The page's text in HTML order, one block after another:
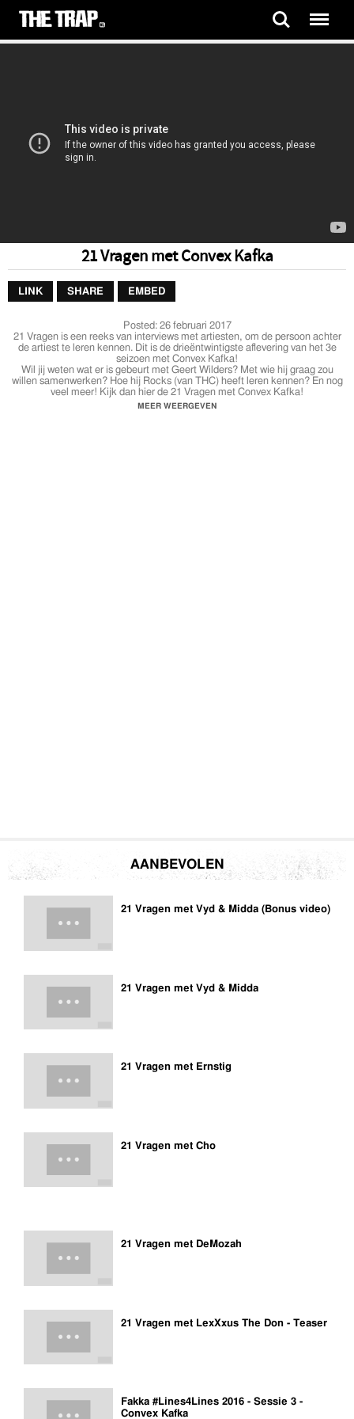
21 Vragen met Convex Kafka
LINK SHARE EMBED
Posted:26 februari 2017
21 Vragen is een reeks van interviews met artiesten, om de persoon achter
de artiest te leren kennen. Dit is de drieëntwintigste aflevering van het 3e
seizoen met Convex Kafka!
Wil jij weten wat er is gebeurt met Geert Wilders? Met wie hij graag zou
willen samenwerken? Hoe hij Rocks (van THC) heeft leren kennen? En nog
veel meer! Kijk dan hier de 21 Vragen met Convex Kafka!
MEER WEERGEVEN
AANBEVOLEN
21 Vragen met Vyd & Midda (Bonus video)
21 Vragen met Vyd & Midda
21 Vragen met Ernstig
21 Vragen met Cho
21 Vragen met DeMozah
21 Vragen met LexXxus The Don - Teaser
Fakka #Lines4Lines 2016 - Sessie 3 -
Convex Kafka